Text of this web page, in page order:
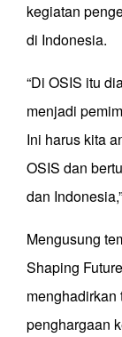
kegiatan
di Indonesia.
“Di OSIS itu
menjadi
Ini harus kita
OSIS dan
dan
Mengusung
Shaping
penghargaan